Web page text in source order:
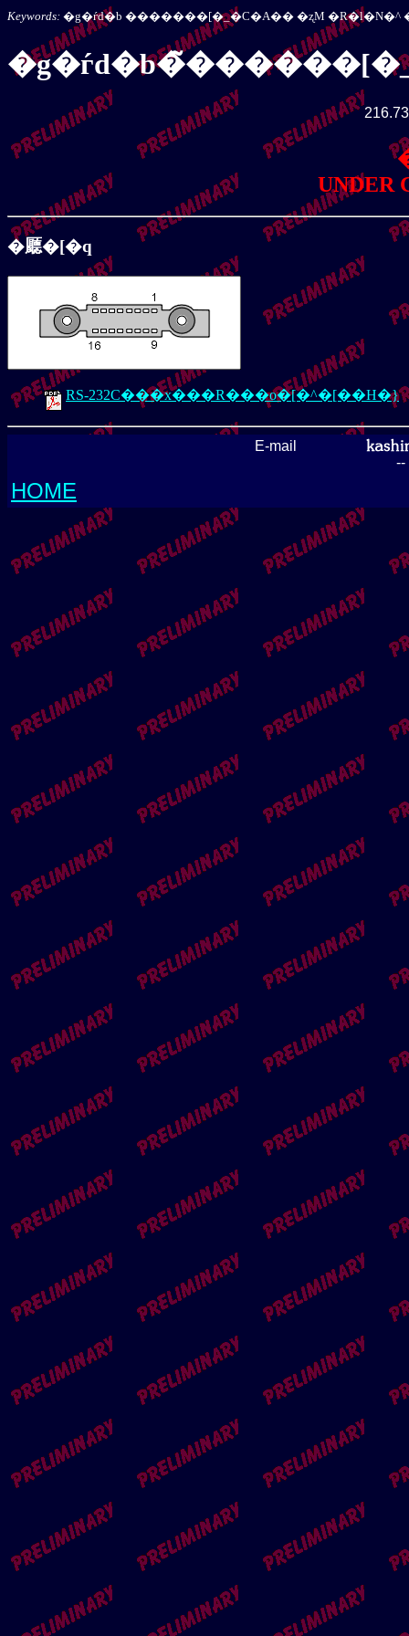
Keywords: �g�ѓd�b �������[�_�C�A�� �ʐM �R�l�N�^
UNDER
�㕔�[�q
RS-232C���x���R���o�[�^�[��H�}
E-mail
--
HOME